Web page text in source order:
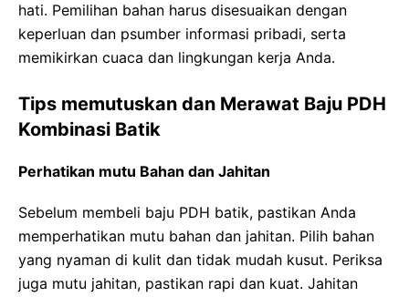
hati. Pemilihan bahan harus disesuaikan dengan
keperluan dan psumber informasi pribadi, serta
memikirkan cuaca dan lingkungan kerja Anda.
Tips memutuskan dan Merawat Baju PDH
Kombinasi Batik
Perhatikan mutu Bahan dan Jahitan
Sebelum membeli baju PDH batik, pastikan Anda
memperhatikan mutu bahan dan jahitan. Pilih bahan
yang nyaman di kulit dan tidak mudah kusut. Periksa
juga mutu jahitan, pastikan rapi dan kuat. Jahitan